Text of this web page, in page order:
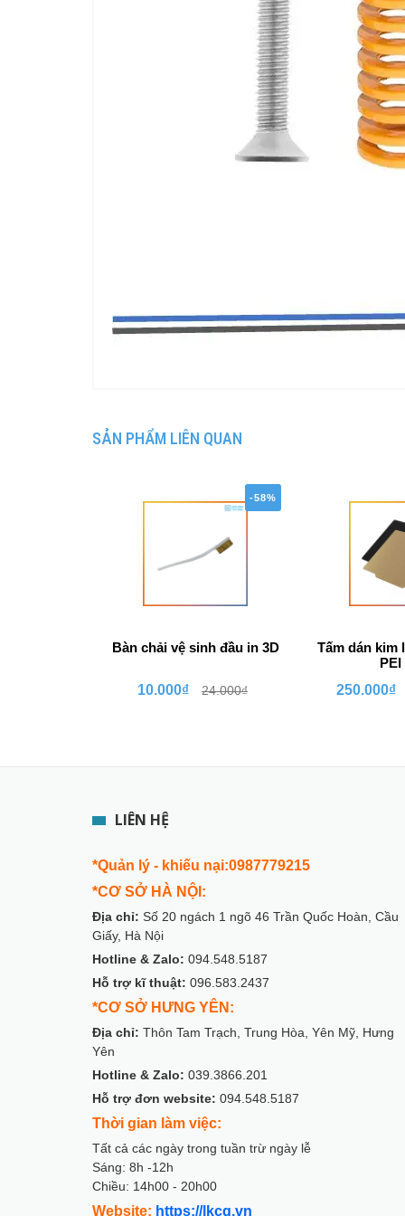
SẢN PHẨM LIÊN QUAN
-58%
Bàn chải vệ sinh đầu in 3D
10.000₫ 24.000₫
Tấm dán kim
PEI
250.000₫
LIÊN HỆ
*Quản lý - khiếu nại:0987779215
*CƠ SỞ HÀ NỘI:
Địa chỉ: Số 20 ngách 1 ngõ 46 Trần Quốc Hoàn, Cầu
Giấy, Hà Nội
Hotline & Zalo: 094.548.5187
Hỗ trợ kĩ thuật: 096.583.2437
*CƠ SỞ HƯNG YÊN:
Địa chỉ: Thôn Tam Trạch, Trung Hòa, Yên Mỹ, Hưng
Yên
Hotline & Zalo: 039.3866.201
Hỗ trợ đơn website: 094.548.5187
Thời gian làm việc:
Tất cả các ngày trong tuần trừ ngày lễ
Sáng: 8h -12h
Chiều: 14h00 - 20h00
Website: https://lkcg.vn